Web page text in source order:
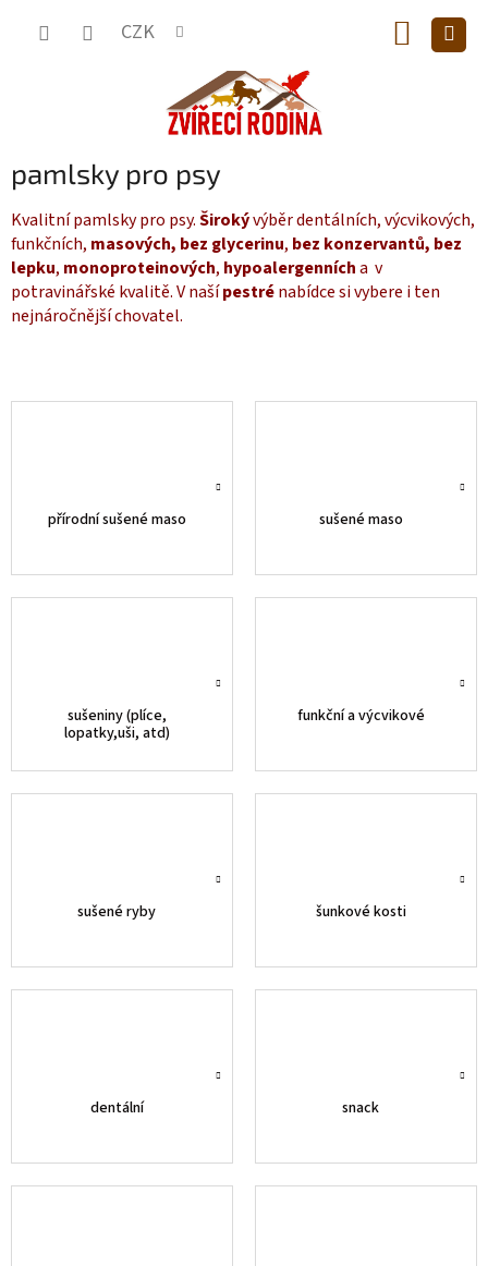
CZK
KOŠÍK
pamlsky pro psy
Kvalitní pamlsky pro psy.Širokývýběr dentálních, výcvikových,
funkčních, masových, bez glycerinu, bez konzervantů, bez
lepku, monoproteinových, hypoalergennícha v
potravinářské kvalitě. V našípestrénabídce si vybere i ten
nejnáročnější chovatel.
přírodní sušené maso sušené maso
sušeniny (plíce,
lopatky,uši, atd)
funkční a výcvikové
sušené ryby šunkové kosti
dentální snack